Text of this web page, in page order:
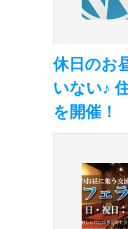
休日のお
いない♪
を開催！